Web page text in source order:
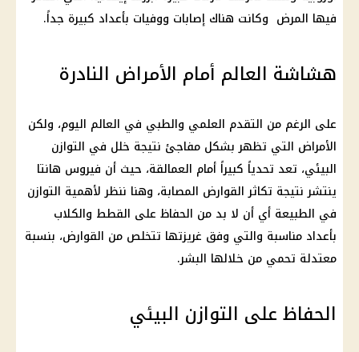
فيها المرض وكانت هناك إصابات ووفيات بأعداد كبيرة جداً.
هشاشة العالم أمام الأمراض النادرة
على الرغم من التقدم العلمي والطبي في العالم اليوم، ولكن
الأمراض التي تظهر بشكل مفاجئ نتيجة خلل في التوازن
البيئي، تعد تحدياً كبيراً أمام العمالقة، حيث أن فيروس هانتا
ينتشر نتيجة تكاثر القوارض المصابة، وهنا ننظر لأهمية التوازن
في الطبيعة أي أن لا بد من الحفاظ على القطط والكلاب
بأعداد مناسبة والتي وفق غريزتها تتخلص من القوارض، بنسبة
معتدلة تحمي من خلالها البشر.
الحفاظ على التوازن البيئي